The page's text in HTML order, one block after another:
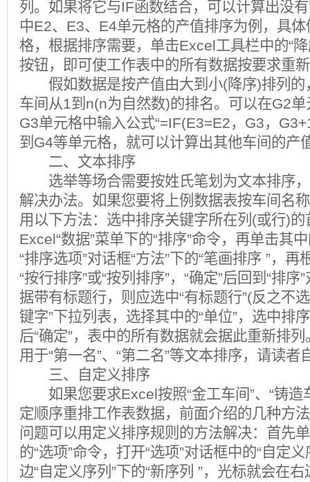
列。如果将它与IF函数结合，可以计算出没
中E2、E3、E4单元格的产值排序为例，具
格，根据排序需要，单击Excel工具栏中的“降
按钮，即可使工作表中的所有数据按要求重
假如数据是按产值由大到小(降序)排列的
车间从1到n(n为自然数)的排名。可以在G2
G3单元格中输入公式“=IF(E3=E2，G3，
到G4等单元格，就可以计算出其他车间的产
二、文本排序
选举等场合需要按姓氏笔划为文本排序，
解决办法。如果您要将上例数据表按车间名
用以下方法：选中排序关键字所在列(或行)
Excel“数据”菜单下的“排序”命令，再单击其
“排序选项”对话框“方法”下的“笔画排序 ”，
“按行排序”或“按列排序”，“确定”后回到“排
据带有标题行，则应选中“有标题行”(反之不
键字”下拉列表，选择其中的“单位”，选中排
后“确定”，表中的所有数据就会据此重新排
用于“第一名”、“第二名”等文本排序，请读者
三、自定义排序
如果您要求Excel按照“金工车间”、“铸造
定顺序重排工作表数据，前面介绍的几种方
问题可以用定义排序规则的方法解决：首先
的“选项”命令，打开“选项”对话框中的“自定
边“自定义序列”下的“新序列 ”，光标就会在